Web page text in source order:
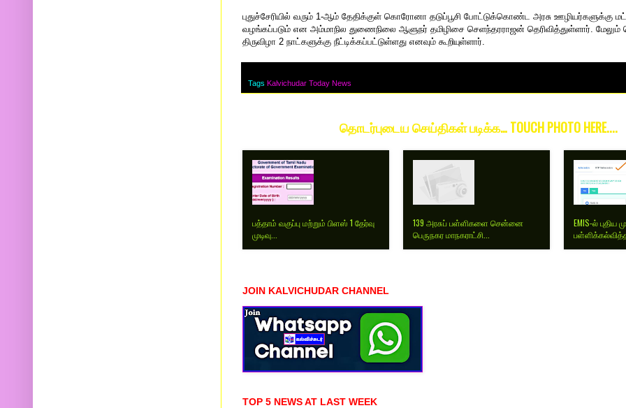
புதுச்சேரியில் வரும் 1-ஆம் தேதிக்குள் கொரோனா தடுப்பூசி போட்டுக்கொண்ட அரசு ஊழியர்களுக்கு
வழங்கப்படும் என அம்மாநில துணைநிலை ஆளுநர் தமிழிசை செளந்தரராஜன் தெரிவித்துள்ளார். மேலும்
திருவிழா 2 நாட்களுக்கு நீட்டிக்கப்பட்டுள்ளது எனவும் கூறியுள்ளார்.
Tags Kalvichudar Today News
தொடர்புடைய செய்திகள் படிக்க… TOUCH PHOTO HERE....
பத்தாம் வகுப்பு மற்றும் பிளஸ் 1 தேர்வு
முடிவு...
139 அரசுப் பள்ளிகளை சென்னை
பெருநகர மாநகராட்சி...
EMIS-ல் புதிய
JOIN KALVICHUDAR CHANNEL
TOP 5 NEWS AT LAST WEEK